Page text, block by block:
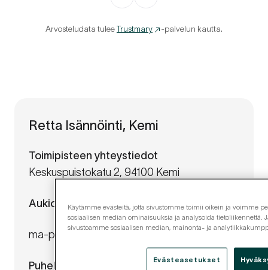
Arvosteludata tulee Trustmary -palvelun kautta.
Retta Isännöinti, Kemi
Toimipisteen yhteystiedot
Keskuspuistokatu 2, 94100 Kemi
Aukioloajat
ma-pe 10-15
Puhelinaukioloajat
Käytämme evästeitä, jotta sivustomme toimii oikein ja voimme
sosiaalisen median ominaisuuksia ja analysoida tietoliikennettä.
sivustoamme sosiaalisen median, mainonta- ja
Evästeasetukset